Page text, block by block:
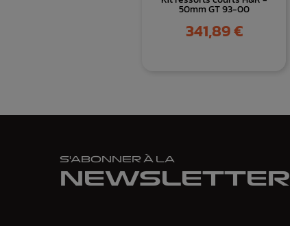
50mm GT 93-00
Prix
341,89 €
S'ABONNER À LA
NEWSLETTER